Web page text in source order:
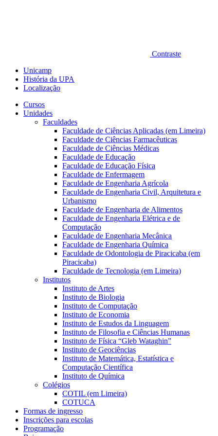
Contraste
Unicamp
História da UPA
Localização
Cursos
Unidades
Faculdades
Faculdade de Ciências Aplicadas (em Limeira)
Faculdade de Ciências Farmacêuticas
Faculdade de Ciências Médicas
Faculdade de Educação
Faculdade de Educação Física
Faculdade de Enfermagem
Faculdade de Engenharia Agrícola
Faculdade de Engenharia Civil, Arquitetura e
Urbanismo
Faculdade de Engenharia de Alimentos
Faculdade de Engenharia Elétrica e de
Computação
Faculdade de Engenharia Mecânica
Faculdade de Engenharia Química
Faculdade de Odontologia de Piracicaba (em
Piracicaba)
Faculdade de Tecnologia (em Limeira)
Institutos
Instituto de Artes
Instituto de Biologia
Instituto de Computação
Instituto de Economia
Instituto de Estudos da Linguagem
Instituto de Filosofia e Ciências Humanas
Instituto de Física “Gleb Wataghin”
Instituto de Geociências
Instituto de Matemática, Estatística e
Computação Científica
Instituto de Química
Colégios
COTIL (em Limeira)
COTUCA
Formas de ingresso
Inscrições para escolas
Programação